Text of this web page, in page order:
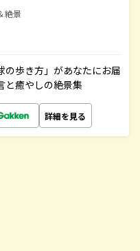
絶景
の歩き方」があなたにお届
と癒やしの絶景集
詳細を見る